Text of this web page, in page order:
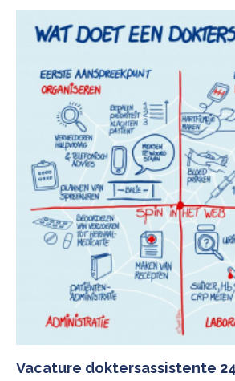
Vacature doktersassistente